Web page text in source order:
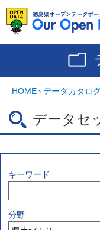
HOME› データカタロ
データセ
キーワード
分野